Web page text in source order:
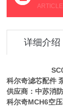
详细介绍
SC000340
科尔奇滤芯配件
供应商：中苏消
科尔奇MCH6空